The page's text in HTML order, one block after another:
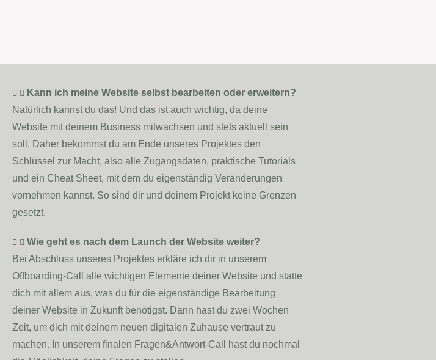
Kann ich meine Website selbst bearbeiten oder erweitern?
Natürlich kannst du das! Und das ist auch wichtig, da deine
Website mit deinem Business mitwachsen und stets aktuell sein
soll. Daher bekommst du am Ende unseres Projektes den
Schlüssel zur Macht, also alle Zugangsdaten, praktische Tutorials
und ein Cheat Sheet, mit dem du eigenständig Veränderungen
vornehmen kannst. So sind dir und deinem Projekt keine Grenzen
gesetzt.
Wie geht es nach dem Launch der Website weiter?
Bei Abschluss unseres Projektes erkläre ich dir in unserem
Offboarding-Call alle wichtigen Elemente deiner Website und statte
dich mit allem aus, was du für die eigenständige Bearbeitung
deiner Website in Zukunft benötigst. Dann hast du zwei Wochen
Zeit, um dich mit deinem neuen digitalen Zuhause vertraut zu
machen. In unserem finalen Fragen&Antwort-Call hast du nochmal